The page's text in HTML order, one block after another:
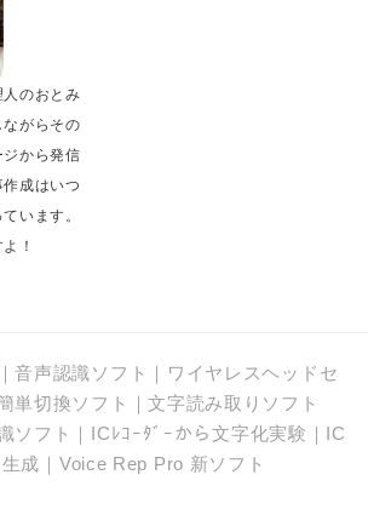
のおとみ
がらその
から発信
成はいつ
います。
！
｜音声認識ソフト ｜ ワイヤレスヘッドセ
単切換ソフト ｜文字読み取りソフト
ソフト
｜ ICﾚｺｰﾀﾞｰから文字化実験 ｜ IC
成 ｜ Voice Rep Pro 新ソフト